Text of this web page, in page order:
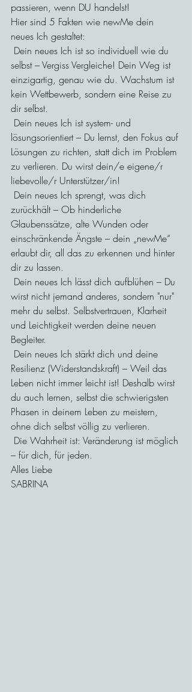
passieren, wenn DU handelst!
Hier sind 5 Fakten wie newMe dein
neues Ich gestaltet:
Dein neues Ich ist so individuell wie du
selbst – Vergiss Vergleiche! Dein Weg ist
einzigartig, genau wie du. Wachstum ist
kein Wettbewerb, sondern eine Reise zu
dir selbst.
Dein neues Ich ist system- und
lösungsorientiert – Du lernst, den Fokus auf
Lösungen zu richten, statt dich im Problem
zu verlieren. Du wirst dein/e eigene/r
liebevolle/r Unterstützer/in!
Dein neues Ich sprengt, was dich
zurückhält – Ob hinderliche
Glaubenssätze, alte Wunden oder
einschränkende Ängste – dein „newMe“
erlaubt dir, all das zu erkennen und hinter
dir zu lassen.
Dein neues Ich lässt dich aufblühen – Du
wirst nicht jemand anderes, sondern "nur"
mehr du selbst. Selbstvertrauen, Klarheit
und Leichtigkeit werden deine neuen
Begleiter.
Dein neues Ich stärkt dich und deine
Resilienz (Widerstandskraft) – Weil das
Leben nicht immer leicht ist! Deshalb wirst
du auch lernen, selbst die schwierigsten
Phasen in deinem Leben zu meistern,
ohne dich selbst völlig zu verlieren.
Die Wahrheit ist: Veränderung ist möglich
– für dich, für jeden.
Alles Liebe
SABRINA